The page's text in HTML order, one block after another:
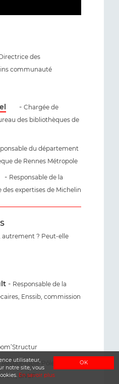
OK
utilisateur,
notre site, vous
En savoir plus
des
communauté
- Chargée de
des bibliothèques de
du département
de Rennes Métropole
- Responsable de la
expertises de Michelin
autrement ? Peut-elle
- Responsable de la
Enssib, commission
Responsable Pôle
SNCF